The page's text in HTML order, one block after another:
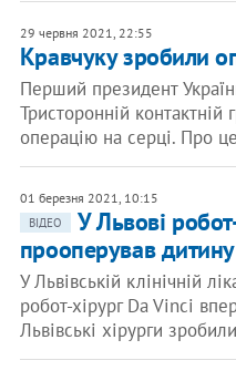
29 червня 2021, 22:55
Кравчуку зробили
Перший президент
Тристоронній контактній
операцію на серці. Про
01 березня 2021, 10:15
ВІДЕО
У Львові
прооперував дитину
У Львівській клінічній
робот-хірург Da Vinci
Львівські хірурги